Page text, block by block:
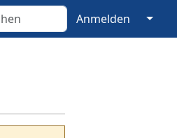
Anmelden ↓